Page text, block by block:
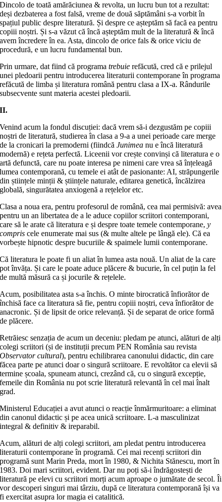
Dincolo de toată amărăciunea & revolta, un lucru bun tot a rezultat:
deși dezbaterea a fost falsă, vreme de două săptămâni s-a vorbit în
spațiul public despre literatură. Și despre ce așteptăm să facă ea pentru
copiii noștri. Și s-a văzut că încă așteptăm mult de la literatură & încă
avem încredere în ea. Asta, dincolo de orice fals & orice viciu de
procedură, e un lucru fundamental bun.
Prin urmare, dat fiind că programatrebuierefăcută, cred că e prilejul
unei pledoarii pentru introducerea literaturii contemporane în programa
refăcută de limba și literatura română pentru clasa a IX-a. Rândurile
subsecvente sunt materia acestei pledoarii.
II.
Venind acum la fondul discuției: dacă vrem să-i dezgustăm pe copiii
noștri de literatură, studierea în clasa a 9-a a unei perioade care merge
de la cronicari la premoderni (fiindcăJunimea nu e încă literatură
modernă) e rețeta perfectă. Liceenii vor crește convinși că literatura e o
artă defunctă, care nu poate interesa pe nimeni care vrea să înțeleagă
lumea contemporană, cu temele ei atât de pasionante: AI, străpungerile
din științele minții & științele naturale, editarea genetică, încălzirea
globală, singurătatea anxiogenă a rețelelor etc.
Clasa a noua era, pentru profesorul de română, cea mai permisivă: avea
pentru un an libertatea de a le aduce copiilor scriitori contemporani,
care să le arate că literatura e și despre toate temele contemporane,y
compris cele enumerate mai sus (& multe altele pe lângă ele). Că ea
vorbește hipnotic despre bucuriile & spaimele lumii contemporane.
Că literatura le poate fi un aliat în lumea asta nouă. Un aliat de la care
pot învăța. Și care le poate aduce plăcere & bucurie, în cel puțin la fel
de multă măsură ca și jocurile & rețelele.
Acum, posibilitatea asta s-a închis. O minte birocratică înfiorător de
închisă face ca literatura să fie, pentru copiii noștri, ceva înfiorător de
anacronic. Și de lipsit de orice relevanță. Și de separat de orice formă
de plăcere.
Retrăiesc senzația de acum un deceniu: pledam pe atunci, alături de alți
colegi scriitori (și de instituții precum PEN România sau revista
Observator cultural), pentru echilibrarea canonului didactic, din care
făcea parte pe atunci doar o singură scriitoare. E revoltător ca elevii să
termine școala, spuneam atunci, crezând că, cu o singură excepție,
femeile din România nu pot scrie literatură relevantă în cel mai înalt
grad.
Ministerul Educației a avut atunci o reacție înmărmuritoare: a eliminat
din canonul didactic și pe acea unică scriitoare. L-a masculinizat
integral & definitiv & ireparabil.
Acum, alături de alți colegi scriitori, am pledat pentru introducerea
literaturii contemporane în programă. Cei mai recenți scriitori din
programă sunt Marin Preda, mort în 1980, & Nichita Stănescu, mort în
1983. Doi mari scriitori, evident. Dar nu poți să-i îndrăgostești de
literatură pe elevi cu scriitori morți acum aproape o jumătate de secol. Îi
vor descoperi singuri mai târziu, după ce literatura contemporană își va
fi exercitat asupra lor magia ei catalitică.